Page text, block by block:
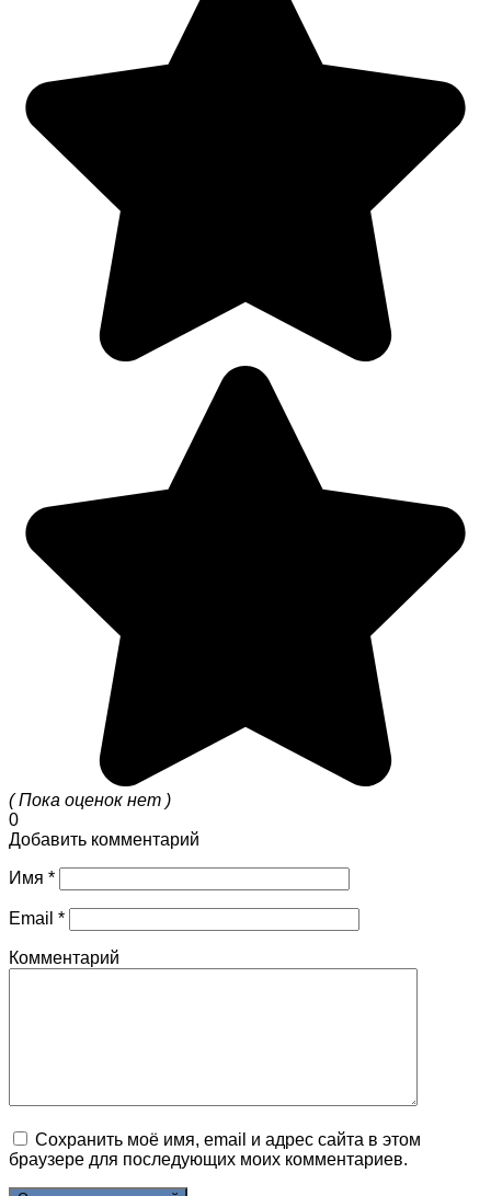
( Пока оценок нет )
0
Добавить комментарий
Имя *
Email *
Комментарий
Сохранить моё имя, email и адрес сайта в этом
браузере для последующих моих комментариев.